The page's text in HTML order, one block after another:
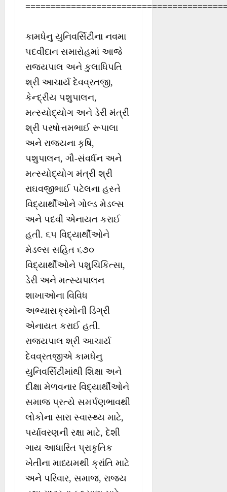
કામધેનુ યુનિવર્સિટીના નવમા
પદવીદાન સમારોહમાં આજે
રાજ્યપાલ અને કુલાધિપતિ
શ્રી આચાર્ય દેવવ્રતજી,
કેન્દ્રીય પશુપાલન,
મત્સ્યોદ્યોગ અને ડેરી મંત્રી
શ્રી પરષોત્તમભાઈ રૂપાલા
અને રાજ્યના કૃષિ,
પશુપાલન, ગૌ-સંવર્ધન અને
મત્સ્યોદ્યોગ મંત્રી શ્રી
રાઘવજીભાઈ પટેલના હસ્તે
વિદ્યાર્થીઓને ગોલ્ડ મેડલ્સ
અને પદવી એનાયત કરાઈ
હતી. ૬૫ વિદ્યાર્થીઓને
મેડલ્સ સહિત ૬૭૦
વિદ્યાર્થીઓને પશુચિકિત્સા,
ડેરી અને મત્સ્યપાલન
શાખાઓના વિવિધ
અભ્યાસક્રમોની ડિગ્રી
એનાયત કરાઈ હતી.
રાજ્યપાલ શ્રી આચાર્ય
દેવવ્રતજીએ કામધેનુ
યુનિવર્સિટીમાંથી શિક્ષા અને
દીક્ષા મેળવનાર વિદ્યાર્થીઓને
સમાજ પ્રત્યે સમર્પણભાવથી
લોકોના સારા સ્વાસ્થ્ય માટે,
પર્યાવરણની રક્ષા માટે, દેશી
ગાય આધારિત પ્રાકૃતિક
ખેતીના માધ્યમથી ક્રાંતિ માટે
અને પરિવાર, સમાજ, રાજ્ય